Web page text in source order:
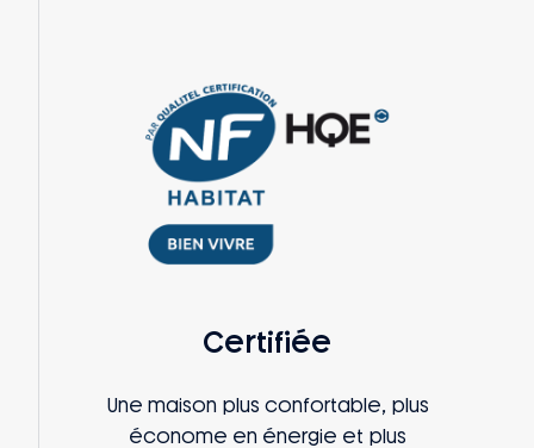
Certifiée
Une maison plus confortable, plus
économe en énergie et plus